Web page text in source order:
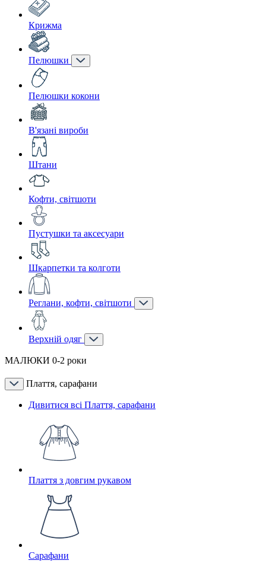
Крижма
Пелюшки
Пелюшки кокони
В'язані вироби
Штани
Кофти, світшоти
Пустушки та аксесуари
Шкарпетки та колготи
Реглани, кофти, світшоти
Верхній одяг
МАЛЮКИ 0-2 роки
Плаття, сарафани
Дивитися всі Плаття, сарафани
Плаття з довгим рукавом
Сарафани